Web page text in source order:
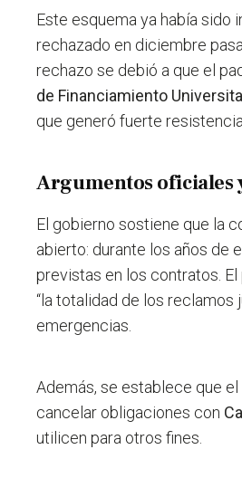
Este esquema ya había sido
rechazado en diciembre
rechazo se debió a que el
de Financiamiento
que generó fuerte
Argumentos oficiales
El gobierno sostiene que la
abierto: durante los años de
previstas en los contratos.
“la totalidad de los reclamos
emergencias.
Además, se establece que
cancelar obligaciones con
utilicen para otros fines.